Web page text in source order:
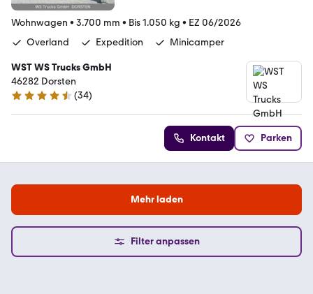
Wohnwagen • 3.700 mm • Bis 1.050 kg • EZ 06/2026
Overland
Expedition Minicamper
WST WS Trucks GmbH
46282 Dorsten
4.7 Sterne
(34)
Kontakt Parken
Mehr laden
Filter anpassen